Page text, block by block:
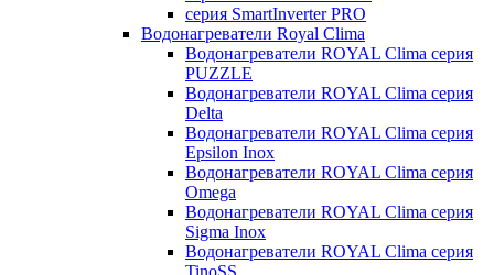
серия SmartInverter PRO
Водонагреватели Royal Clima
Водонагреватели ROYAL Clima серия
PUZZLE
Водонагреватели ROYAL Clima серия
Delta
Водонагреватели ROYAL Clima серия
Epsilon Inox
Водонагреватели ROYAL Clima серия
Omega
Водонагреватели ROYAL Clima серия
Sigma Inox
Водонагреватели ROYAL Clima серия
TinoSS